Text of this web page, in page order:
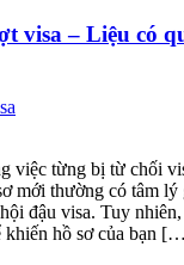
visa – Liệu có
việc từng bị từ chối
mới thường có tâm
đậu visa. Tuy
khiến hồ sơ của bạn